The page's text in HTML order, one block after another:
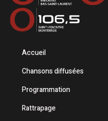
Accueil
Chansons diffusées
Programmation
Rattrapage